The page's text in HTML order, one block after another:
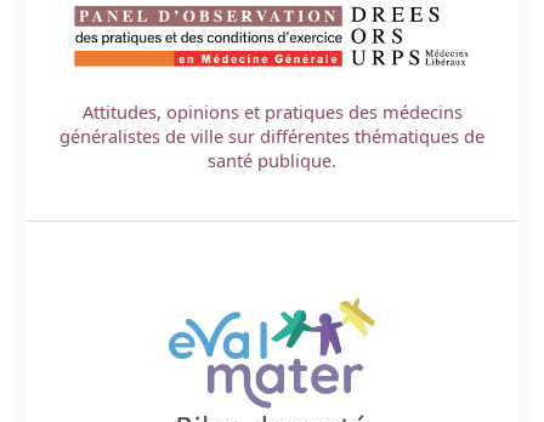
Attitudes, opinions et pratiques des médecins
généralistes de ville sur différentes thématiques de
santé publique.